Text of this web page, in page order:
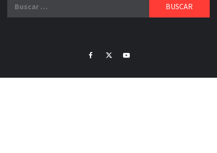
FacebookTwitterYoutube